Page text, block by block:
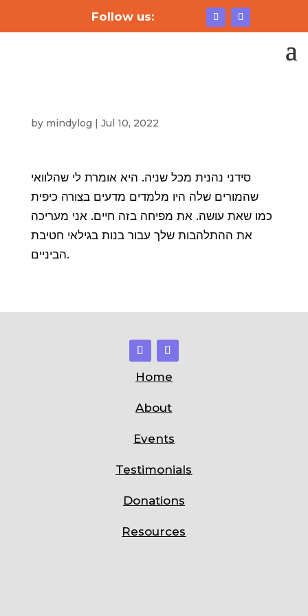
Follow us:
by mindylog | Jul 10, 2022
סידני נהנית מכל שניה. היא אומרת לי שהלוואי
שהמורים שלה היו מלמדים מדעים בצורה כיפית
כמו שאת עושה. את מפיחה בזה חיים. אני מעריכה
את ההתלהבות שלך עבור בנות בגילאי חטיבת
הביניים.
Home
About
Events
Testimonials
Donations
Resources